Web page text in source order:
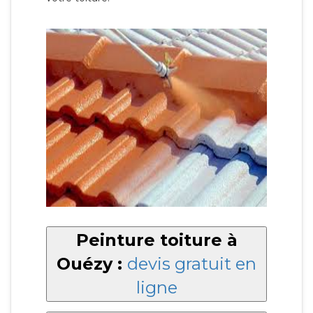
Peinture toiture à
Ouézy : devis gratuit en
ligne